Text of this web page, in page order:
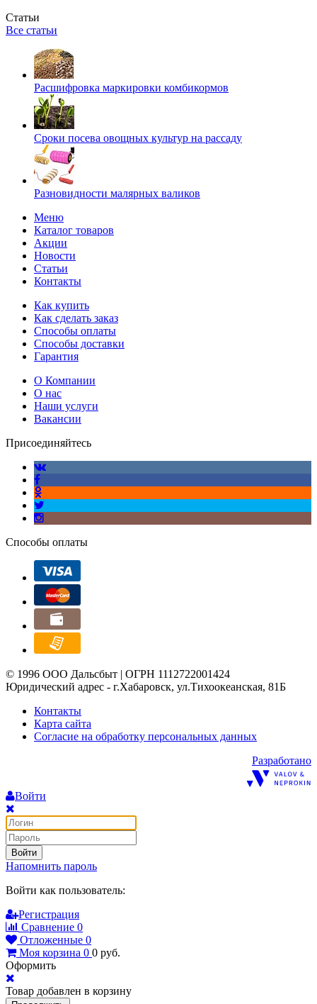
Статьи
Все статьи
Расшифровка маркировки комбикормов
Сроки посева овощных культур на рассаду
Разновидности малярных валиков
Меню
Каталог товаров
Акции
Новости
Статьи
Контакты
Как купить
Как сделать заказ
Способы оплаты
Способы доставки
Гарантия
О Компании
О нас
Наши услуги
Вакансии
Присоединяйтесь
Способы оплаты
© 1996 ООО Дальсбыт | ОГРН 1112722001424
Юридический адрес - г.Хабаровск, ул.Тихоокеанская, 81Б
Контакты
Карта сайта
Согласие на обработку персональных данных
Разработано
Войти
Войти
Напомнить пароль
Войти как пользователь:
Регистрация
Сравнение 0
Отложенные 0
Моя корзина 0 0 руб.
Оформить
Товар добавлен в корзину